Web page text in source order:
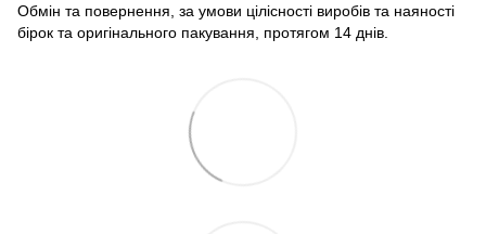
Обмін та повернення, за умови цілісності виробів та наяності
бірок та оригінального пакування, протягом 14 днів.